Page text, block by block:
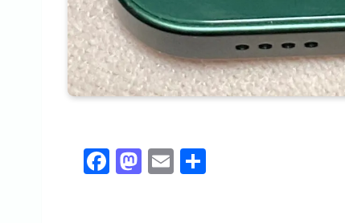
F M E